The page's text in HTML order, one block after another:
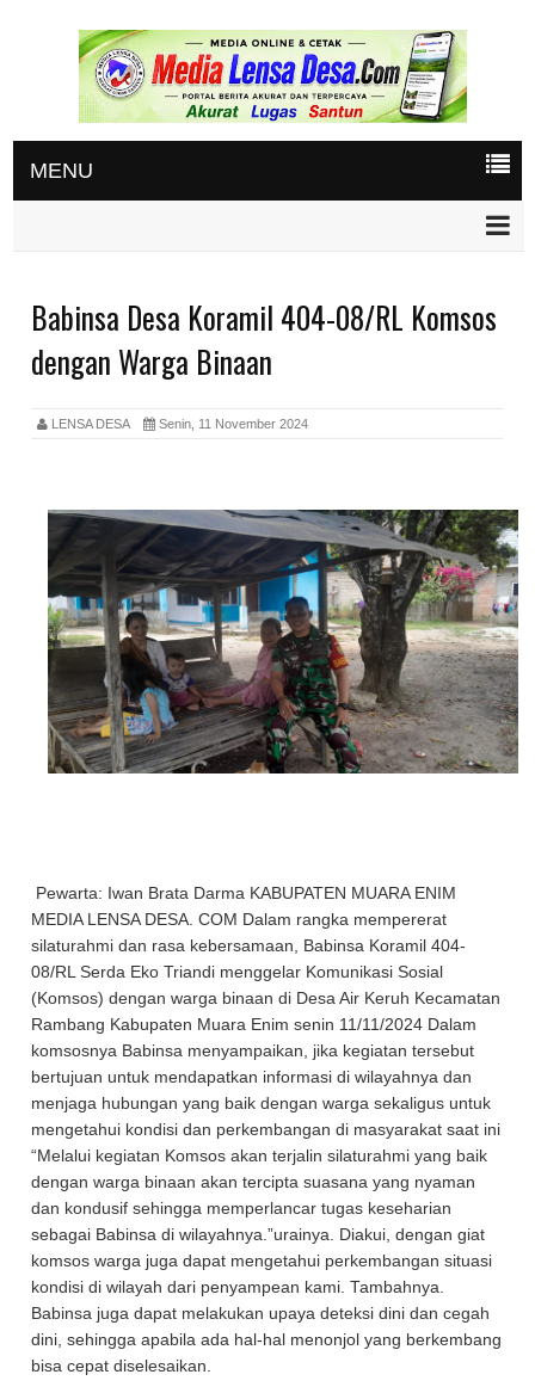
MENU
Babinsa Desa Koramil 404-08/RL Komsos
dengan Warga Binaan
LENSA DESA Senin, 11 November 2024
Pewarta: Iwan Brata Darma KABUPATEN MUARA ENIM
MEDIA LENSA DESA. COM Dalam rangka mempererat
silaturahmi dan rasa kebersamaan, Babinsa Koramil 404-
08/RL Serda Eko Triandi menggelar Komunikasi Sosial
(Komsos) dengan warga binaan di Desa Air Keruh Kecamatan
Rambang Kabupaten Muara Enim senin 11/11/2024 Dalam
komsosnya Babinsa menyampaikan, jika kegiatan tersebut
bertujuan untuk mendapatkan informasi di wilayahnya dan
menjaga hubungan yang baik dengan warga sekaligus untuk
mengetahui kondisi dan perkembangan di masyarakat saat ini
“Melalui kegiatan Komsos akan terjalin silaturahmi yang baik
dengan warga binaan akan tercipta suasana yang nyaman
dan kondusif sehingga memperlancar tugas keseharian
sebagai Babinsa di wilayahnya.”urainya. Diakui, dengan giat
komsos warga juga dapat mengetahui perkembangan situasi
kondisi di wilayah dari penyampean kami. Tambahnya.
Babinsa juga dapat melakukan upaya deteksi dini dan cegah
dini, sehingga apabila ada hal-hal menonjol yang berkembang
bisa cepat diselesaikan.